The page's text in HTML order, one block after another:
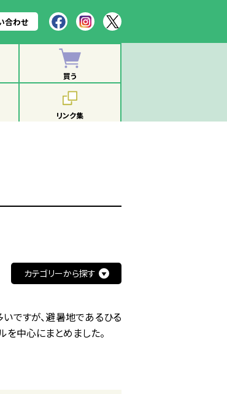
合わせ
買う
リンク集
カテゴリーから探す
ですが、避暑地であるひる
中心にまとめました。